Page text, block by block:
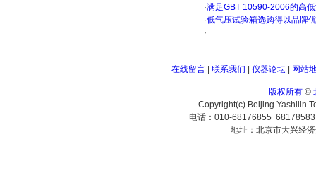
·满足GBT 10590-2006的高
·低气压试验箱选购得以品牌
·
在线留言| 联系我们 仪器论坛| 网站
版权所有©
Copyright(c) Beijing Yashilin
电话：010-68176855
地址：北京市大兴经